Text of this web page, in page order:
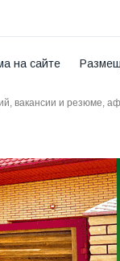
на сайте
вакансии и резюме,